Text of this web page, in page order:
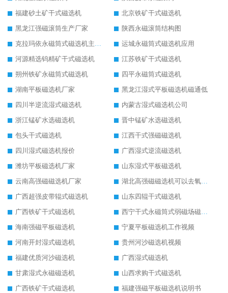
福建砂土矿干式磁选机
北京铁矿干式磁选机
黑龙江强磁滚筒生产厂家
陕西永磁滚筒结构图
克拉玛依永磁筒式磁选机主要技术参数
运城永磁筒式磁选机应用
河源精选钨精矿干式磁选机
江苏铁矿干式磁选机
朔州铁矿永磁筒式磁选机
四平永磁筒式磁选机
湖南平板磁选机厂家
黑龙江湿式平板磁选机磁通低
四川半逆流湿式磁选机
内蒙古湿式磁选机公司
浙江锰矿水选磁选机
晋中锰矿水选磁选机
包头干式磁选机
江西干式强磁磁选机
四川湿式磁选机报价
广西湿式逆流磁选机
潍坊平板磁选机厂家
山东湿式平板磁选机
云南高强磁磁选机厂家
湖北高强磁磁选机可以去氧化铝
广西超强皮带辊式磁选机
山东四辊干式磁选机
广西铁矿干式磁选机
西宁干式永磁筒式弱磁场磁选机结构图
海南强磁平板磁选机
宁夏平板磁选机工作视频
河南开封湿式磁选机
贵州河沙磁选机视频
福建优质河沙磁选机
广西湿式磁选机
甘肃湿式永磁磁选机
山西求购干式磁选机
广西铁矿干式磁选机
福建强磁平板磁选机说明书